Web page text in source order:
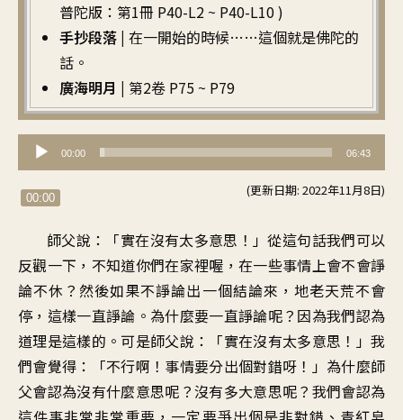
普陀版：第1冊 P40-L2 ~ P40-L10 )
手抄段落 | 在一開始的時候……這個就是佛陀的
話。
廣海明月 | 第2卷 P75 ~ P79
訊
播
00:00 06:43
(更新日期: 2022年11月8日)
00:00
師父說：「實在沒有太多意思 ！」從這句話我們可以
反觀一下 ， 不知道你們在家裡喔 ，在一些事情上會不會諍
論不休 ？然後如果不諍論出一個結論來 ， 地老天荒不會
停，這樣一直諍論 。 為什麼要一直諍論呢？ 因為我們認為
道理是這樣的 。 可是師父說：「實在沒有太多意思 ！」我
們會覺得：「不行啊 ！ 事情要分出個對錯呀 ！」 為什麼師
父會認為沒有什麼意思呢 ？沒有多大意思呢？ 我們會認為